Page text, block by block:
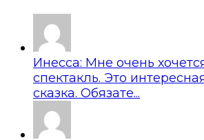
Инесса: Мне очень
спектакль. Это
сказка. Обязате...